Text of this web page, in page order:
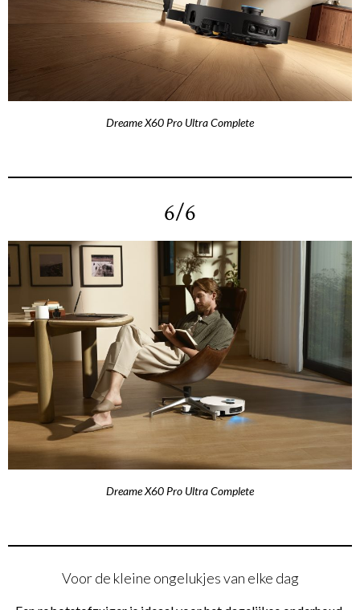
Dreame X60 Pro Ultra Complete
6/6
Dreame X60 Pro Ultra Complete
Voor de kleine ongelukjes van elke dag